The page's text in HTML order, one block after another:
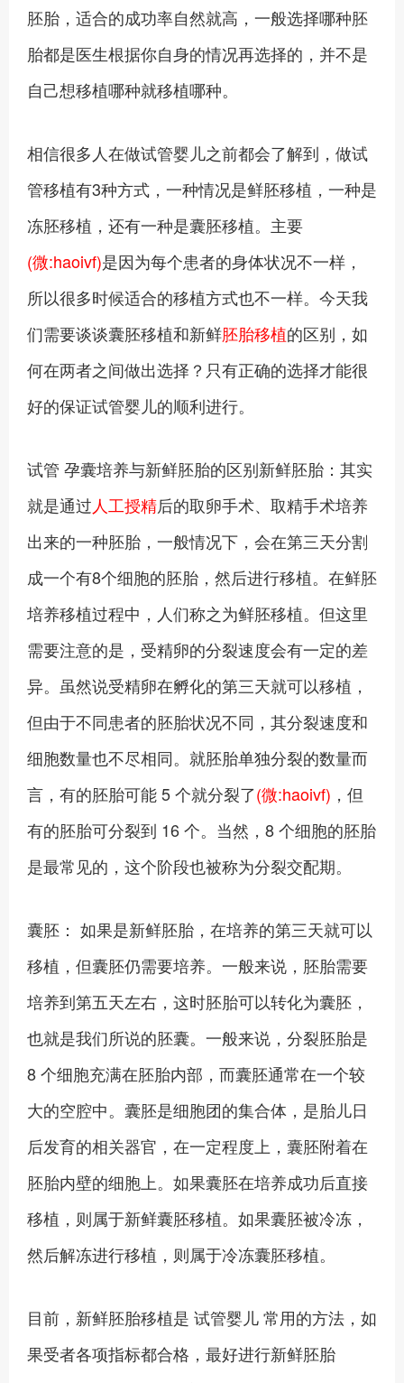
胚胎，适合的成功率自然就高，一般选择哪种胚
胎都是医生根据你自身的情况再选择的，并不是
自己想移植哪种就移植哪种。
相信很多人在做试管婴儿之前都会了解到，做试
管移植有3种方式，一种情况是鲜胚移植，一种是
冻胚移植，还有一种是囊胚移植。主要
(微:haoivf)是因为每个患者的身体状况不一样，
所以很多时候适合的移植方式也不一样。今天我
们需要谈谈囊胚移植和新鲜胚胎移植的区别，如
何在两者之间做出选择？只有正确的选择才能很
好的保证试管婴儿的顺利进行。
试管 孕囊培养与新鲜胚胎的区别新鲜胚胎：其实
就是通过人工授精后的取卵手术、取精手术培养
出来的一种胚胎，一般情况下，会在第三天分割
成一个有8个细胞的胚胎，然后进行移植。在鲜胚
培养移植过程中，人们称之为鲜胚移植。但这里
需要注意的是，受精卵的分裂速度会有一定的差
异。虽然说受精卵在孵化的第三天就可以移植，
但由于不同患者的胚胎状况不同，其分裂速度和
细胞数量也不尽相同。就胚胎单独分裂的数量而
言，有的胚胎可能 5 个就分裂了(微:haoivf) ，但
有的胚胎可分裂到 16 个。当然，8 个细胞的胚胎
是最常见的，这个阶段也被称为分裂交配期。
囊胚： 如果是新鲜胚胎，在培养的第三天就可以
移植，但囊胚仍需要培养。一般来说，胚胎需要
培养到第五天左右，这时胚胎可以转化为囊胚，
也就是我们所说的胚囊。一般来说，分裂胚胎是
8 个细胞充满在胚胎内部，而囊胚通常在一个较
大的空腔中。囊胚是细胞团的集合体，是胎儿日
后发育的相关器官，在一定程度上，囊胚附着在
胚胎内壁的细胞上。如果囊胚在培养成功后直接
移植，则属于新鲜囊胚移植。如果囊胚被冷冻，
然后解冻进行移植，则属于冷冻囊胚移植。
目前，新鲜胚胎移植是 试管婴儿 常用的方法，如
果受者各项指标都合格，最好进行新鲜胚胎